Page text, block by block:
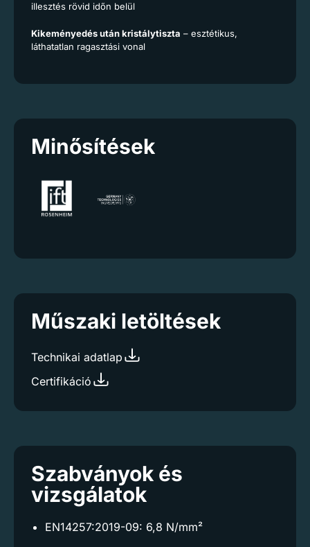
illesztés rövid időn belül
Kikeményedés után kristálytiszta – esztétikus,
láthatatlan ragasztási vonal
Minősítések
Műszaki letöltések
Technikai adatlap
Certifikáció
Szabványok és
vizsgálatok
EN14257:2019-09: 6,8 N/mm²